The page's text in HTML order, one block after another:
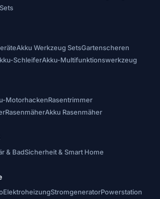
Akku Werkzeug SetsGartenscheren
SchleiferAkku-Multifunktionswerkzeug
MotorhackenRasentrimmer
RasenmäherAkku Rasenmäher
& BadSicherheit & Smart Home
ElektroheizungStromgeneratorPowerstation